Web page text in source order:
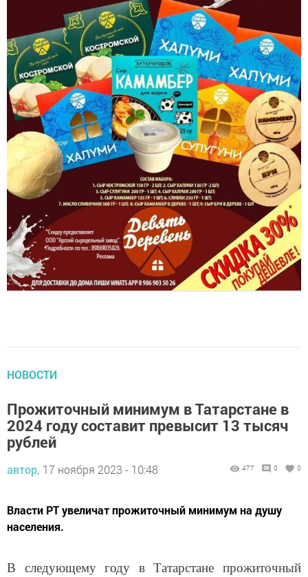
Прожиточный минимум в Татарстане в
2024 году составит превысит 13 тысяч
рублей
населения.